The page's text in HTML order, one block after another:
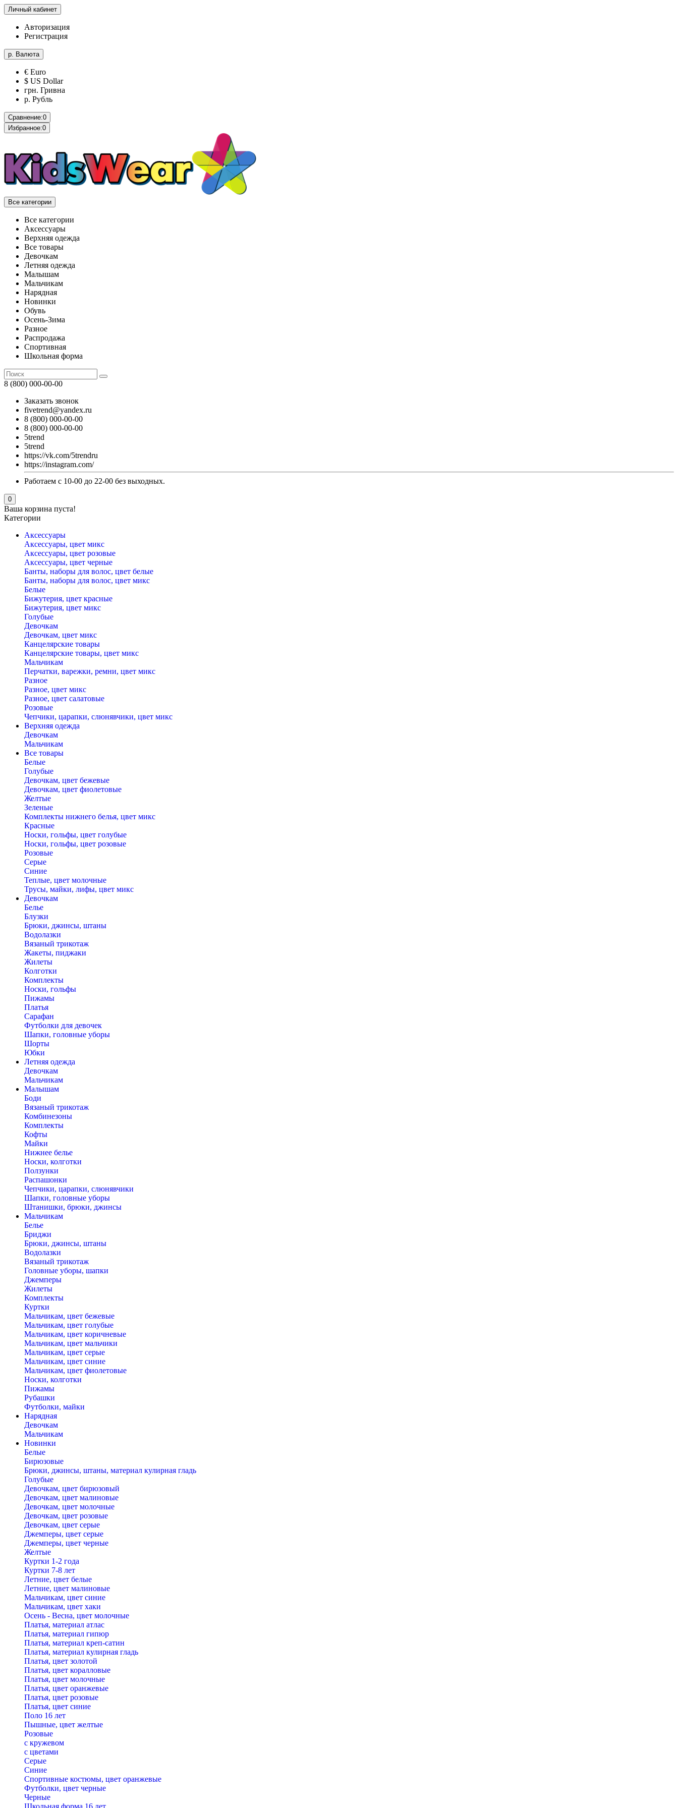
Личный кабинет
Авторизация
Регистрация
р. Валюта
€ Euro
$ US Dollar
грн. Гривна
р. Рубль
Сравнение:0
Избранное:0
Все категории
Все категории
Аксессуары
Верхняя одежда
Все товары
Девочкам
Летняя одежда
Малышам
Мальчикам
Нарядная
Новинки
Обувь
Осень-Зима
Разное
Распродажа
Спортивная
Школьная форма
8 (800) 000-00-00
Заказать звонок
fivetrend@yandex.ru
8 (800) 000-00-00
8 (800) 000-00-00
5trend
5trend
https://vk.com/5trendru
https://instagram.com/
Работаем с 10-00 до 22-00 без выходных.
0
Ваша корзина пуста!
Категории
Аксессуары
Аксессуары, цвет микс
Аксессуары, цвет розовые
Аксессуары, цвет черные
Банты, наборы для волос, цвет белые
Банты, наборы для волос, цвет микс
Белые
Бижутерия, цвет красные
Бижутерия, цвет микс
Голубые
Девочкам
Девочкам, цвет микс
Канцелярские товары
Канцелярские товары, цвет микс
Мальчикам
Перчатки, варежки, ремни, цвет микс
Разное
Разное, цвет микс
Разное, цвет салатовые
Розовые
Чепчики, царапки, слюнявчики, цвет микс
Верхняя одежда
Девочкам
Мальчикам
Все товары
Белые
Голубые
Девочкам, цвет бежевые
Девочкам, цвет фиолетовые
Желтые
Зеленые
Комплекты нижнего белья, цвет микс
Красные
Носки, гольфы, цвет голубые
Носки, гольфы, цвет розовые
Розовые
Серые
Синие
Теплые, цвет молочные
Трусы, майки, лифы, цвет микс
Девочкам
Белье
Блузки
Брюки, джинсы, штаны
Водолазки
Вязаный трикотаж
Жакеты, пиджаки
Жилеты
Колготки
Комплекты
Носки, гольфы
Пижамы
Платья
Сарафан
Футболки для девочек
Шапки, головные уборы
Шорты
Юбки
Летняя одежда
Девочкам
Мальчикам
Малышам
Боди
Вязаный трикотаж
Комбинезоны
Комплекты
Кофты
Майки
Нижнее белье
Носки, колготки
Ползунки
Распашонки
Чепчики, царапки, слюнявчики
Шапки, головные уборы
Штанишки, брюки, джинсы
Мальчикам
Белье
Бриджи
Брюки, джинсы, штаны
Водолазки
Вязаный трикотаж
Головные уборы, шапки
Джемперы
Жилеты
Комплекты
Куртки
Мальчикам, цвет бежевые
Мальчикам, цвет голубые
Мальчикам, цвет коричневые
Мальчикам, цвет мальчики
Мальчикам, цвет серые
Мальчикам, цвет синие
Мальчикам, цвет фиолетовые
Носки, колготки
Пижамы
Рубашки
Футболки, майки
Нарядная
Девочкам
Мальчикам
Новинки
Белые
Бирюзовые
Брюки, джинсы, штаны, материал кулирная гладь
Голубые
Девочкам, цвет бирюзовый
Девочкам, цвет малиновые
Девочкам, цвет молочные
Девочкам, цвет розовые
Девочкам, цвет серые
Джемперы, цвет серые
Джемперы, цвет черные
Желтые
Куртки 1-2 года
Куртки 7-8 лет
Летние, цвет белые
Летние, цвет малиновые
Мальчикам, цвет синие
Мальчикам, цвет хаки
Осень - Весна, цвет молочные
Платья, материал атлас
Платья, материал гипюр
Платья, материал креп-сатин
Платья, материал кулирная гладь
Платья, цвет золотой
Платья, цвет коралловые
Платья, цвет молочные
Платья, цвет оранжевые
Платья, цвет розовые
Платья, цвет синие
Поло 16 лет
Пышные, цвет желтые
Розовые
с кружевом
с цветами
Серые
Синие
Спортивные костюмы, цвет оранжевые
Футболки, цвет черные
Черные
Школьная форма 16 лет